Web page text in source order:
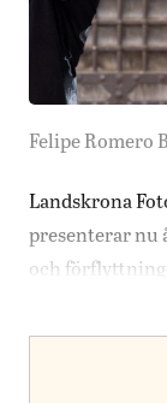
Felipe Romero
Landskrona
presenterar nu
och förflyttning.